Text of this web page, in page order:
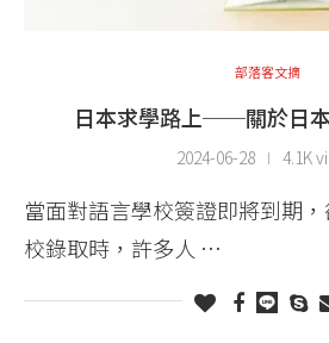
部落客文摘
日本求學路上──關於日
2024-06-28 4.1K
當面對語言學校簽證即將到期
校錄取時，許多人 …